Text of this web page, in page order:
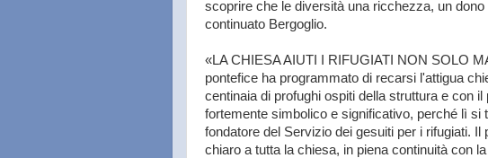
scoprire che le diversità una ricchezza, un
continuato Bergoglio.
«LA CHIESA AIUTI I RIFUGIATI NON SOLO
pontefice ha programmato di recarsi l'attigua
centinaia di profughi ospiti della struttura e con
fortemente simbolico e significativo, perché lì si
fondatore del Servizio dei gesuiti per i rifugiati.
chiaro a tutta la chiesa, in piena continuità con